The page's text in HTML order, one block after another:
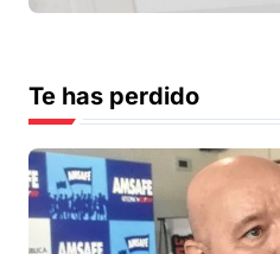
Te has perdido